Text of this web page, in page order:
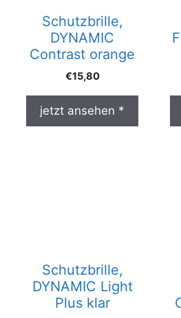
Schutzbrille,
DYNAMIC
Contrast orange
€15,80
jetzt ansehen *
Schutzbrille,
DYNAMIC Light
Plus klar